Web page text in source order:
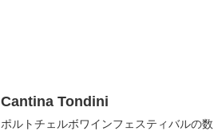
Cantina Tondini
ポルトチェルボワインフェスティバルの